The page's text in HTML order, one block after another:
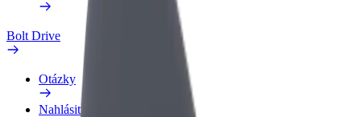
Bolt Drive
Otázky
Nahlásiť vozidlo